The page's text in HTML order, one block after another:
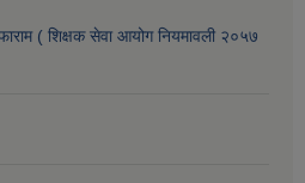
( शिक्षक सेवा आयोग नियमावली २०५७